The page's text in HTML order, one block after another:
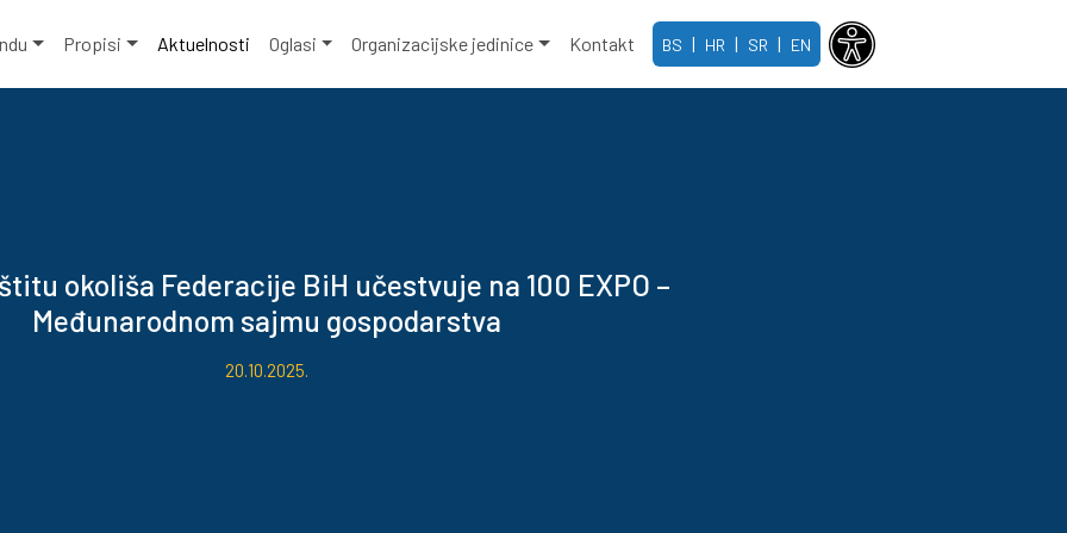
Propisi Aktuelnosti Oglasi Organizacijske jedinice Kontakt BS | HR | SR | EN
okoliša Federacije BiH učestvuje na 100 EXPO –
Međunarodnom sajmu gospodarstva
20.10.2025.